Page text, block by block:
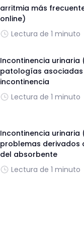
arritmia más
online)
Lectura de 1 minuto
Incontinencia urinaria
patologías asociadas
incontinencia
Lectura de 1 minuto
Incontinencia urinaria
problemas derivados
del absorbente
Lectura de 1 minuto